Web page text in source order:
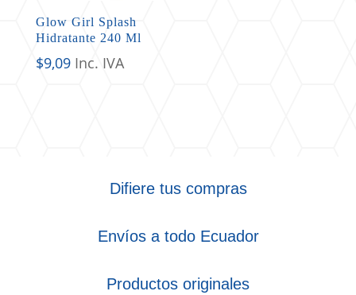
Glow Girl Splash
Hidratante 240 Ml
$9,09 Inc. IVA
Difiere tus compras
Envíos a todo Ecuador
Productos originales